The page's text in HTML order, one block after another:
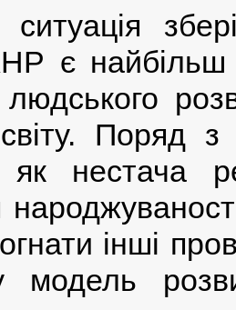
ситуація
є найбільш
людського
Поряд
як нестача
інші
модель